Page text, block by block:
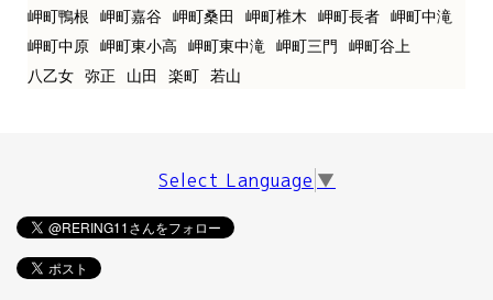
岬町鴨根
岬町嘉谷 岬町桑田 岬町椎木 岬町長者
岬町中滝
岬町中原
岬町東小高 岬町東中滝 岬町三門
岬町谷上
八乙女
弥正 山田 楽町 若山
Select Language ▼